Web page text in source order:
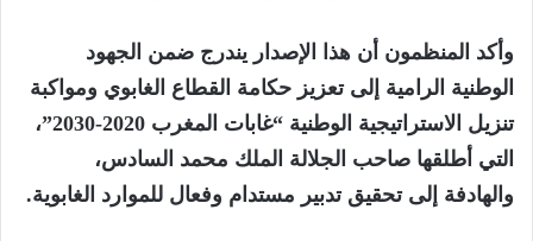
وأكد المنظمون أن هذا الإصدار يندرج ضمن الجهود
الوطنية الرامية إلى تعزيز حكامة القطاع الغابوي ومواكبة
تنزيل الاستراتيجية الوطنية “غابات المغرب 2020-2030”،
التي أطلقها صاحب الجلالة الملك محمد السادس،
والهادفة إلى تحقيق تدبير مستدام وفعال للموارد الغابوية.